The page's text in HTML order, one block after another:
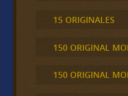
15 ORIGINALES
150 ORIGINAL
150 ORIGINAL